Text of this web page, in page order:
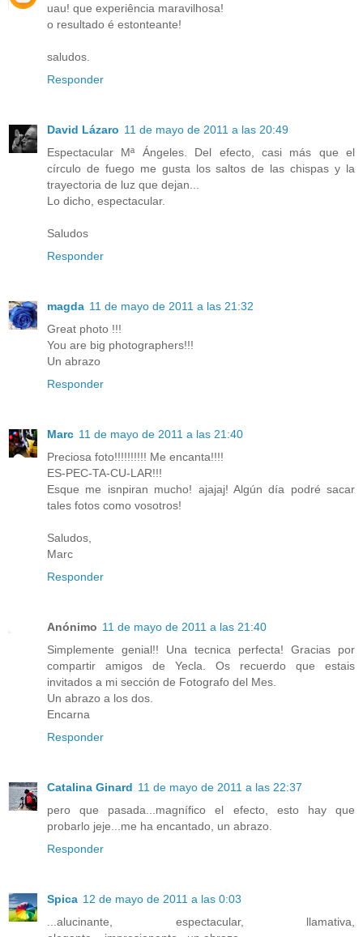
uau! que experiência maravilhosa!
o resultado é estonteante!
saludos.
Responder
David Lázaro 11 de mayo de 2011 a las 20:49
Espectacular Mª Ángeles. Del efecto, casi más que el
círculo de fuego me gusta los saltos de las chispas y la
trayectoria de luz que dejan...
Lo dicho, espectacular.
Saludos
Responder
magda 11 de mayo de 2011 a las 21:32
Great photo !!!
You are big photographers!!!
Un abrazo
Responder
Marc 11 de mayo de 2011 a las 21:40
Preciosa foto!!!!!!!!!! Me encanta!!!!
ES-PEC-TA-CU-LAR!!!
Esque me isnpiran mucho! ajajaj! Algún día podré sacar
tales fotos como vosotros!
Saludos,
Marc
Responder
Anónimo 11 de mayo de 2011 a las 21:40
Simplemente genial!! Una tecnica perfecta! Gracias por
compartir amigos de Yecla. Os recuerdo que estais
invitados a mi sección de Fotografo del Mes.
Un abrazo a los dos.
Encarna
Responder
Catalina Ginard 11 de mayo de 2011 a las 22:37
pero que pasada...magnífico el efecto, esto hay que
probarlo jeje...me ha encantado, un abrazo.
Responder
Spica 12 de mayo de 2011 a las 0:03
...alucinante, espectacular, llamativa,